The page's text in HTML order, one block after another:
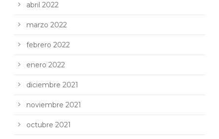
abril 2022
marzo 2022
febrero 2022
enero 2022
diciembre 2021
noviembre 2021
octubre 2021